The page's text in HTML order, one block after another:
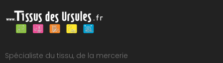
Spécialiste du tissu, de la mercerie